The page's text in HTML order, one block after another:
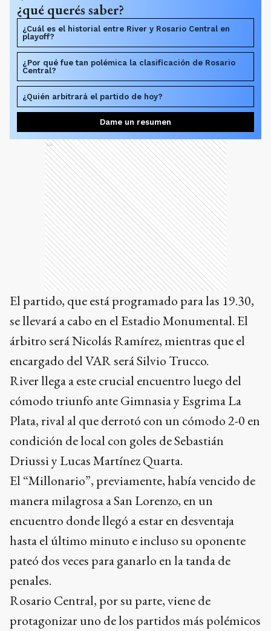
¿qué querés saber?
¿Cuál es el historial entre River y Rosario Central en
playoff?
¿Por qué fue tan polémica la clasificación de Rosario
Central?
¿Quién arbitrará el partido de hoy?
Dame un resumen
Ads
El partido, que está programado para las 19.30,
se llevará a cabo en el Estadio Monumental. El
árbitro será Nicolás Ramírez, mientras que el
encargado del VAR será Silvio Trucco.
River llega a este crucial encuentro luego del
cómodo triunfo ante Gimnasia y Esgrima La
Plata, rival al que derrotó con un cómodo 2-0 en
condición de local con goles de Sebastián
Driussi y Lucas Martínez Quarta.
El “Millonario”, previamente, había vencido de
manera milagrosa a San Lorenzo, en un
encuentro donde llegó a estar en desventaja
hasta el último minuto e incluso su oponente
pateó dos veces para ganarlo en la tanda de
penales.
Rosario Central, por su parte, viene de
protagonizar uno de los partidos más polémicos